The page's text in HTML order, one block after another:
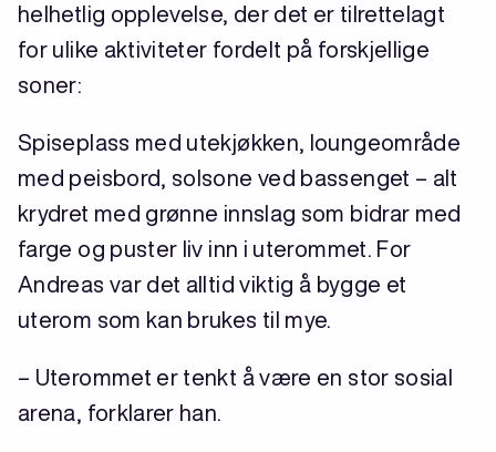
helhetlig opplevelse, der det er tilrettelagt
for ulike aktiviteter fordelt på forskjellige
soner:
Spiseplass med utekjøkken, loungeområde
med peisbord, solsone ved bassenget – alt
krydret med grønne innslag som bidrar med
farge og puster liv inn i uterommet. For
Andreas var det alltid viktig å bygge et
uterom som kan brukes til mye.
– Uterommet er tenkt å være en stor sosial
arena, forklarer han.